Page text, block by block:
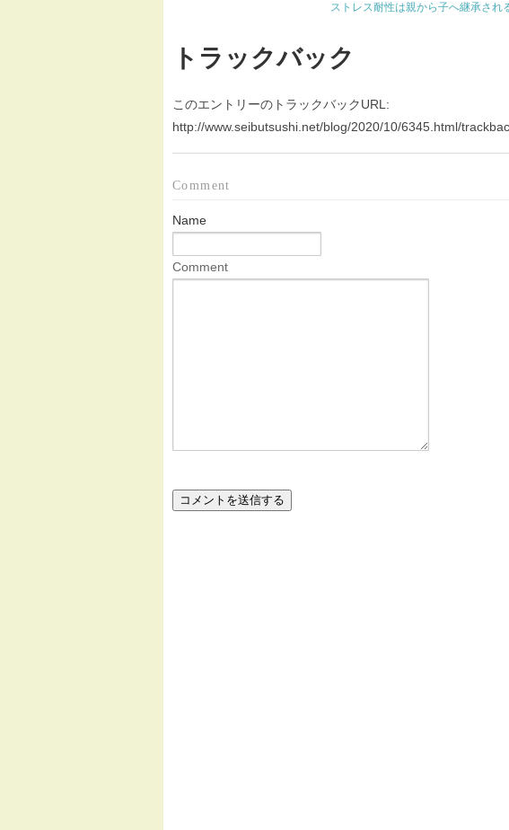
ストレス耐性は親から子へ継承され
トラックバック
このエントリーのトラックバックURL:
http://www.seibutsushi.net/blog/2020/10/6345.html/
Comment
Name
Comment